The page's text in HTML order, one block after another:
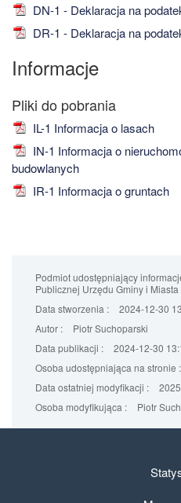
DN-1 - Deklaracja na
DR-1 - Deklaracja na
Informacje
IL-1 Informacja o lasach
IN-1 Informacja o
budowlanych
IR-1 Informacja o gruntach
Podmiot udostępniający
Publicznej Urzędu Gminy i
Data stworzenia :
2024-12-30
Autor :
Piotr Suchoparski
Data publikacji :
2024-12-30
Osoba udostępniająca na stronie :
Data ostatniej modyfikacji :
Osoba modyfikująca :
Piotr